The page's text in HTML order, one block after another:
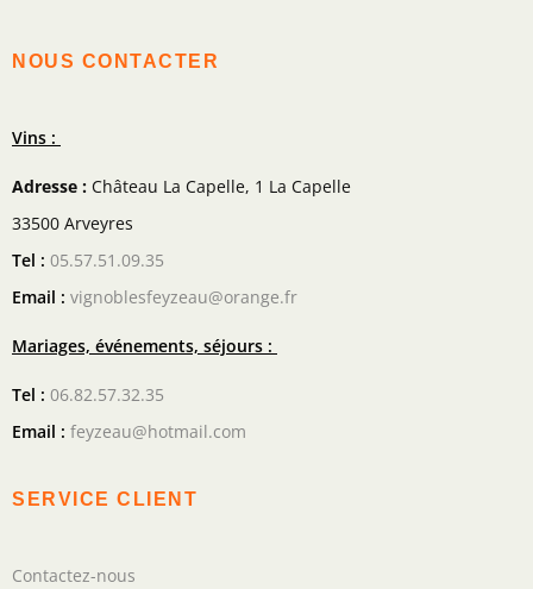
NOUS CONTACTER
Vins :
Adresse : Château La Capelle, 1 La Capelle
33500 Arveyres
Tel : 05.57.51.09.35
Email : vignoblesfeyzeau@orange.fr
Mariages, événements, séjours :
Tel : 06.82.57.32.35
Email : feyzeau@hotmail.com
SERVICE CLIENT
Contactez-nous